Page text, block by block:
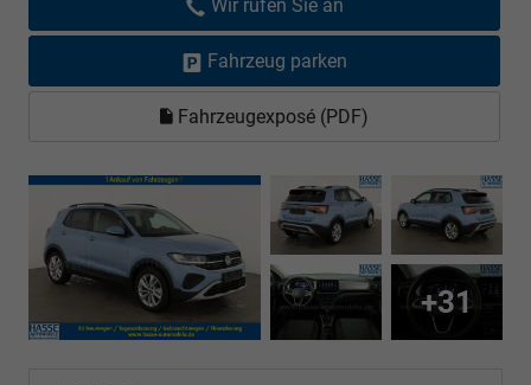
Wir rufen Sie an
Fahrzeug parken
Fahrzeugexposé (PDF)
+31